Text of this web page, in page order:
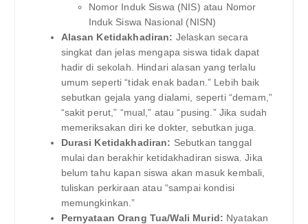
Nomor Induk Siswa (NIS) atau Nomor
Induk Siswa Nasional (NISN)
Alasan Ketidakhadiran: Jelaskan secara
singkat dan jelas mengapa siswa tidak dapat
hadir di sekolah. Hindari alasan yang terlalu
umum seperti “tidak enak badan.” Lebih baik
sebutkan gejala yang dialami, seperti “demam,”
“sakit perut,” “mual,” atau “pusing.” Jika sudah
memeriksakan diri ke dokter, sebutkan juga.
Durasi Ketidakhadiran: Sebutkan tanggal
mulai dan berakhir ketidakhadiran siswa. Jika
belum tahu kapan siswa akan masuk kembali,
tuliskan perkiraan atau “sampai kondisi
memungkinkan.”
Pernyataan Orang Tua/Wali Murid: Nyatakan